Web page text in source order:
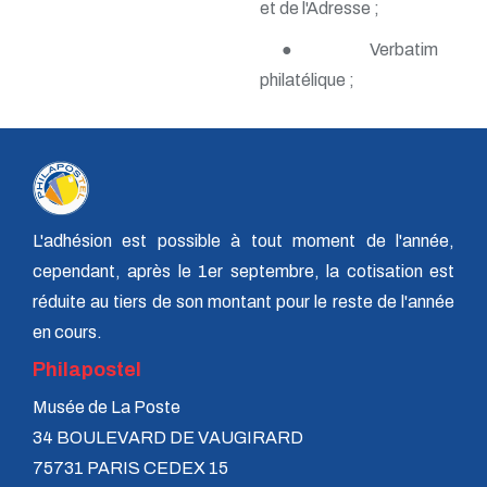
n° 133 - Octobre 2007
n° 128 - Juillet 2006
n° 127 - Avril 2006
n° 126 - Janvier 2006
n° 125 - Octobre 2005
n° 124 - Juillet 2005
n° 122 - Janvier 2005
n° 120 - Juillet 2004
n° 119 - Avril 2004
n° 117 - Octobre 2003
et de l'Adresse ;
● Verbatim
philatélique ;
L'adhésion est possible à tout moment de l'année,
cependant, après le 1er septembre, la cotisation est
réduite au tiers de son montant pour le reste de l'année
en cours.
Philapostel
Musée de La Poste
34 BOULEVARD DE VAUGIRARD
75731 PARIS CEDEX 15